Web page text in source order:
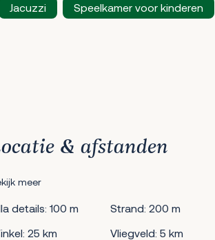
Jacuzzi Speelkamer voor kinderen
& afstanden
meer
details: 100 m
Strand: 200 m
25 km
Vliegveld: 5 km